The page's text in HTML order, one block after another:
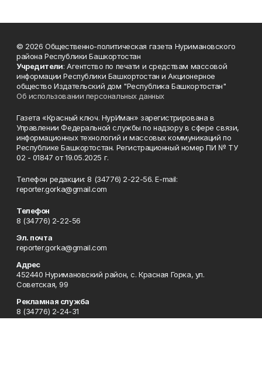
© 2026 Общественно-политическая газета Нуримановского
района Республики Башкортостан
Учредители: Агентство по печати и средствам массовой
информации Республики Башкортостан и Акционерное
общество Издательский дом "Республика Башкортостан"
Об использовании персональных данных
Газета «Красный ключ. НурИман» зарегистрирована в
Управлении Федеральной службы по надзору в сфере связи,
информационных технологий и массовых коммуникаций по
Республике Башкортостан. Регистрационный номер ПИ № ТУ
02 - 01847 от 19.05.2025 г.
Телефон редакции: 8 (34776) 2-22-56. E-mail:
reporter.gorka@gmail.com
Телефон
8 (34776) 2-22-56
Эл. почта
reporter.gorka@gmail.com
Адрес
452440 Нуримановский район, с. Красная Горка, ул.
Советская, 99
Рекламная служба
8 (34776) 2-24-31